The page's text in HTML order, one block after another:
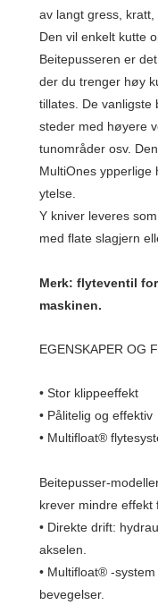
av langt gress, kratt,
Den vil enkelt kutte
Beitepusseren er
der du trenger høy
tillates. De vanligste
steder med høyere
tunområder osv.
MultiOnes ypperlige
ytelse.
Y kniver leveres
med flate slagjern
Merk: flyteventil
maskinen.
EGENSKAPER OG
• Stor klippeeffekt
• Pålitelig og effektiv
• Multifloat®
Beitepusser-
krever mindre effekt
• Direkte drift:
akselen.
• Multifloat® -
bevegelser.